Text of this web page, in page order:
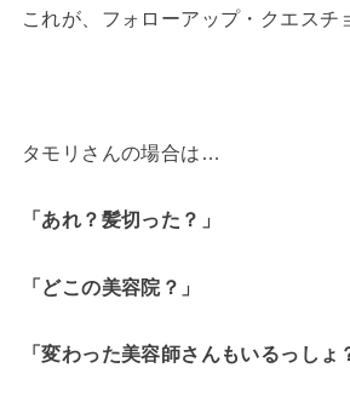
これが、フォローアップ・クエスチ
タモリさんの場合は…
「あれ？髪切った？」
「どこの美容院？」
「変わった美容師さんもいるっしょ